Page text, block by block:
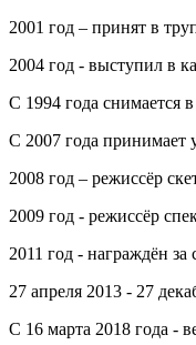
2001 год – принят в
2004 год - выступил в
С 1994 года снимается
С 2007 года принимает
2008 год – режиссёр
2009 год - режиссёр
2011 год - награждён
27 апреля 2013 - 27
С 16 марта 2018 года -